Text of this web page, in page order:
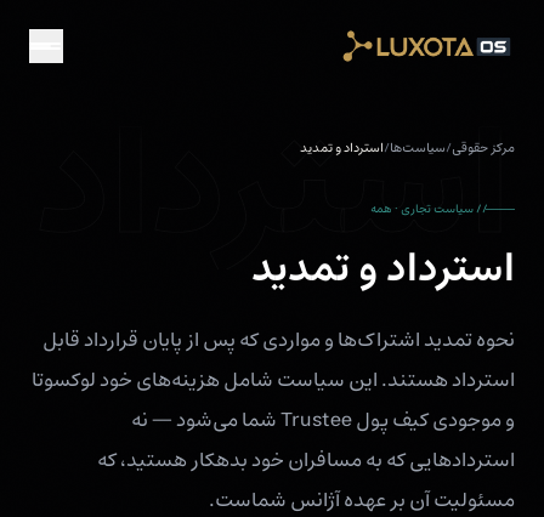
استرداد
مرکز حقوقی/سیاست‌ها/استرداد و تمدید
// سیاست تجاری · همه
استرداد و تمدید
نحوه تمدید اشتراک‌ها و مواردی که پس از پایان قرارداد قابل
استرداد هستند. این سیاست شامل هزینه‌های خود لوکسوتا
و موجودی کیف پول Trustee شما می‌شود — نه
استردادهایی که به مسافران خود بدهکار هستید، که
مسئولیت آن بر عهده آژانس شماست.